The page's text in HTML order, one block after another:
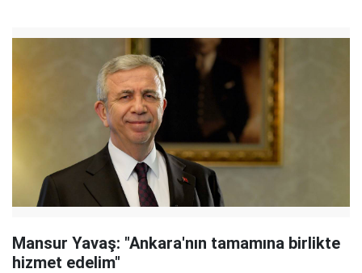
Mansur Yavaş: "Ankara'nın tamamına birlikte
hizmet edelim"